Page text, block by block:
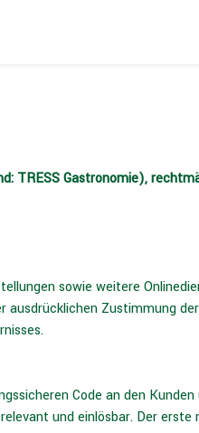
TRESS Gastronomie),
sowie weitere
Zustimmung
Code an den
und einlösbar. Der